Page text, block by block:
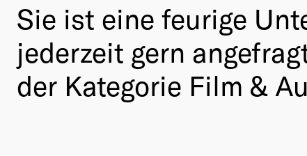
Sie ist eine feurige
jederzeit gern
der Kategorie Film &